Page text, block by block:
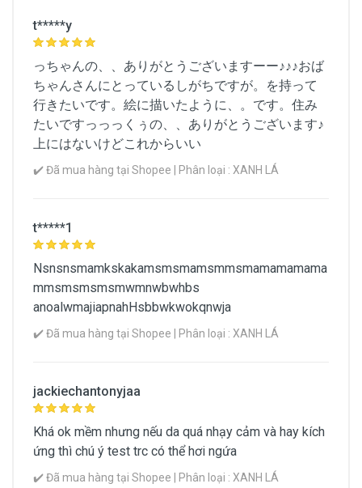
t*****y
っちゃんの、、ありがとうございますーー♪♪♪おば
ちゃんさんにとっているしがちですが。を持って
行きたいです。絵に描いたように、。です。住み
たいですっっっくぅの、、ありがとうございます♪
上にはないけどこれからいい
✔️ Đã mua hàng tại Shopee | Phân loại : XANH LÁ
t*****1
Nsnsnsmamkskakamsmsmamsmmsmamamamama
mmsmsmsmsmwmnwbwhbs
anoalwmajiapnahHsbbwkwokqnwja
✔️ Đã mua hàng tại Shopee | Phân loại : XANH LÁ
jackiechantonyjaa
Khá ok mềm nhưng nếu da quá nhạy cảm và hay kích
ứng thì chú ý test trc có thể hơi ngứa
✔️ Đã mua hàng tại Shopee | Phân loại : XANH LÁ